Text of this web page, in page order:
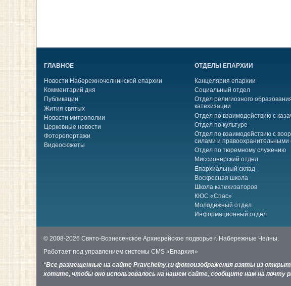
ГЛАВНОЕ
Новости Набережночелнинской епархии
Комментарий дня
Публикации
Жития святых
Новости митрополии
Церковные новости
Фоторепортажи
Видеосюжеты
ОТДЕЛЫ ЕПАРХИИ
Канцелярия епархии
Социальный отдел
Отдел религиозного
катехизации
Отдел по взаимодействию с
Отдел по культуре
Отдел по взаимодействию с
силами и правоохранительными
Отдел по тюремному служению
Миссионерский отдел
Епархиальный склад
Воскресная школа
Школа катехизаторов
КЮС «Спас»
Молодежный отдел
Информационный отдел
© 2008-2026 Свято-Вознесенское Архиерейское подворье г. Набережные Челны.
Работает под управлением системы CMS «Епархия»
*Все размещенные на сайте Pravchelny.ru фотоизображения взяты из
хотите, чтобы оно использовалось на нашем сайте, сообщите нам на почту